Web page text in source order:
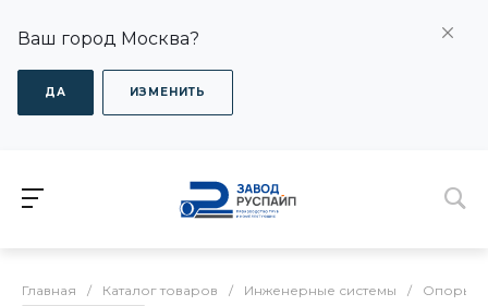
Ваш город Москва?
ДА ИЗМЕНИТЬ
Главная / Каталог товаров / Инженерные системы / Опоры